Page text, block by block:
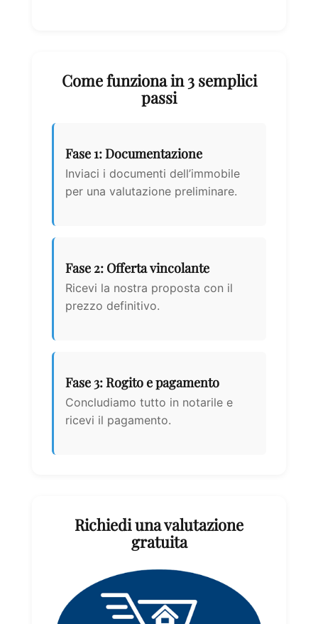
Come funziona in 3 semplici
passi
Fase 1: Documentazione
Inviaci i documenti dell’immobile
per una valutazione preliminare.
Fase 2: Offerta vincolante
Ricevi la nostra proposta con il
prezzo definitivo.
Fase 3: Rogito e pagamento
Concludiamo tutto in notarile e
ricevi il pagamento.
Richiedi una valutazione
gratuita